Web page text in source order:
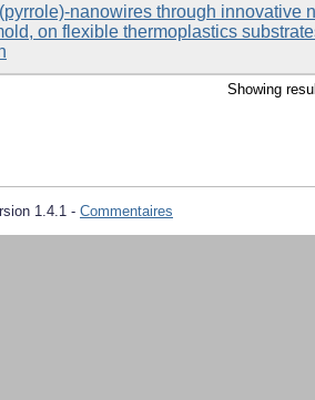
nanowires through innovative
on flexible thermoplastics
Showing
1.4.1 - Commentaires